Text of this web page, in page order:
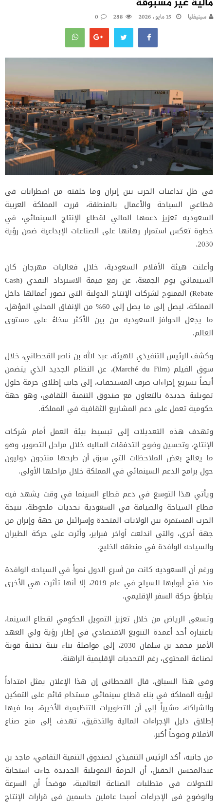
سينيفليا 15 مايو، 2026 288
0
في ظل تداعيات الحرب بين إيران وما خلفته من اضطرابات في
قطاعي السياحة والأعمال بالمنطقة، قررت المملكة العربية
السعودية تعزيز دعمها المالي لقطاع الإنتاج السينمائي، في
خطوة تعكس استمرار رهانها على الصناعات الإبداعية ضمن رؤية
2030.
وأعلنت هيئة الأفلام السعودية، خلال فعاليات مهرجان كان
السينمائي يوم الجمعة، عن رفع قيمة الاسترداد النقدي (Cash
Rebate) الممنوح لشركات الإنتاج الدولية التي تصور أعمالها داخل
المملكة، ليصل إلى ما يصل إلى 60% من الإنفاق المحلي المؤهل،
ما يجعل الحوافز السعودية من بين الأكثر سخاءً على مستوى
العالم.
وكشف الرئيس التنفيذي للهيئة، عبد الله بن ناصر القحطاني، خلال
سوق الفيلم (Marché du Film)، عن النظام الجديد الذي يتضمن
أيضاً تسريع إجراءات صرف المستحقات، إلى جانب إطلاق حزمة حلول
تمويلية جديدة بالتعاون مع صندوق التنمية الثقافي، وهو جهة
حكومية تعمل على دعم المشاريع الثقافية في المملكة.
وتهدف هذه التعديلات إلى تبسيط بيئة العمل أمام شركات
الإنتاج، وتحسين وضوح التدفقات المالية خلال مراحل التصوير، وهو
ما يعالج بعض الملاحظات التي سبق أن طرحها منتجون دوليون
حول برامج الدعم السينمائي في المملكة خلال مراحلها الأولى.
ويأتي هذا التوسع في دعم قطاع السينما في وقت يشهد فيه
قطاع السياحة والضيافة في السعودية تحديات ملحوظة، نتيجة
الحرب المستمرة بين الولايات المتحدة وإسرائيل من جهة وإيران من
جهة أخرى، والتي اندلعت أواخر فبراير، وأثرت على حركة الطيران
والسياحة الوافدة في منطقة الخليج.
ورغم أن السعودية كانت من أسرع الدول نمواً في السياحة الوافدة
منذ فتح أبوابها للسياح في عام 2019، إلا أنها تأثرت هي الأخرى
بتباطؤ حركة السفر الإقليمي.
وتسعى الرياض من خلال تعزيز التمويل الحكومي لقطاع السينما،
باعتباره أحد أعمدة التنويع الاقتصادي في إطار رؤية ولي العهد
الأمير محمد بن سلمان 2030، إلى مواصلة بناء بنية تحتية قوية
لصناعة المحتوى، رغم التحديات الإقليمية الراهنة.
وفي هذا السياق، قال القحطاني إن هذا الإعلان يمثل امتداداً
لرؤية المملكة في بناء قطاع سينمائي مستدام قائم على التمكين
والشراكة، مشيراً إلى أن التطويرات التنظيمية الأخيرة، بما فيها
إطلاق دليل الإجراءات المالية والتدقيق، تهدف إلى منح صناع
الأفلام وضوحاً أكبر.
من جانبه، أكد الرئيس التنفيذي لصندوق التنمية الثقافي، ماجد بن
عبدالمحسن الحقيل، أن الحزمة التمويلية الجديدة جاءت استجابة
للتحولات في متطلبات الصناعة العالمية، موضحاً أن السرعة
والوضوح في الإجراءات أصبحا عاملين حاسمين في قرارات الإنتاج